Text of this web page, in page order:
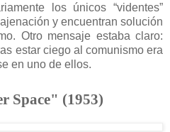
los únicos “videntes”
y encuentran solución
Otro mensaje estaba claro:
estar ciego al comunismo era
en uno de ellos.
Space" (1953)